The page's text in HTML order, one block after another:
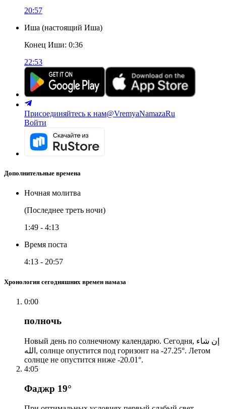
20:57
Иша (настоящий Иша)
Конец Иши: 0:36
22:53
Присоединяйтесь к нам@VremyaNamazaRu
Войти
Дополнительные времена
Ночная молитва
(Последнее треть ночи)
1:49 - 4:13
Время поста
4:13 - 20:57
Хронология сегодняшних времен намаза
0:00
полночь
Новый день по солнечному календарю. Сегодня, إن شاء
الله, солнце опустится под горизонт на -27.25°. Летом
солнце не опустится ниже -20.01°.
4:05
Фаджр 19°